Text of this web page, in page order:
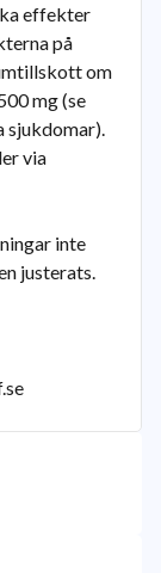
effekter
på
om
mg (se
sjukdomar).
via
inte
justerats.